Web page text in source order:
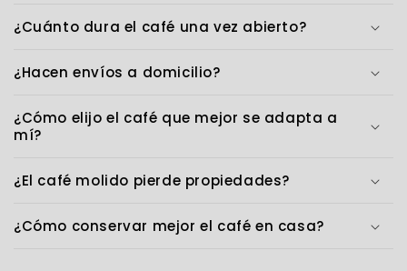
¿Cuánto dura el café una vez abierto?
¿Hacen envíos a domicilio?
¿Cómo elijo el café que mejor se adapta a
mí?
¿El café molido pierde propiedades?
¿Cómo conservar mejor el café en casa?